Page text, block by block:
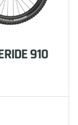
910